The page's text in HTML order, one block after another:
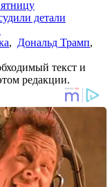
детали
, Дональд Трамп,
текст и
редакции.